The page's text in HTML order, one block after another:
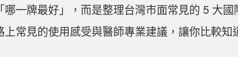
哪一牌最好」，而是整理台灣市面常見的 5 大
上常見的使用感受與醫師專業建議，讓你比較知